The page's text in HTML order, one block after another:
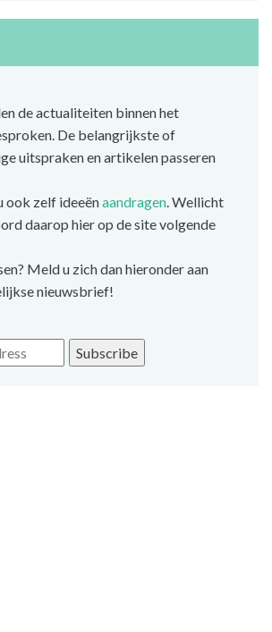
de actualiteiten binnen het
De belangrijkste of
uitspraken en artikelen passeren
ook zelf ideeënaandragen. Wellicht
daarop hier op de site volgende
Meld u zich dan hieronder aan
nieuwsbrief!